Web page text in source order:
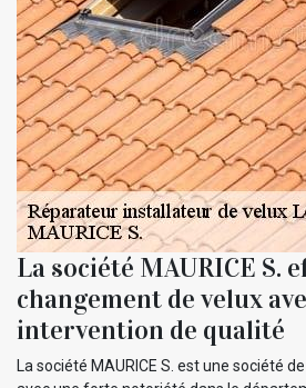
La société MAURICE S.
changement de velux
intervention de qualité
La société MAURICE S. est une société